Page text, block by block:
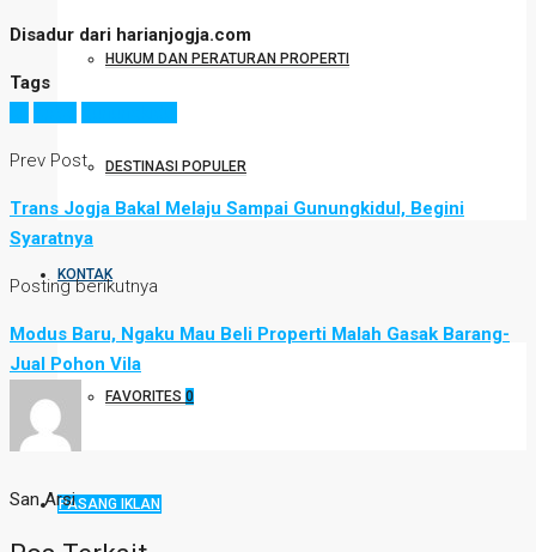
HUKUM DAN PERATURAN PROPERTI
DESTINASI POPULER
KONTAK
FAVORITES 0
PASANG IKLAN
Disadur dari harianjogja.com
Tags
Prev Post
Trans Jogja Bakal Melaju Sampai Gunungkidul, Begini
Syaratnya
Posting berikutnya
Modus Baru, Ngaku Mau Beli Properti Malah Gasak Barang-
Jual Pohon Vila
San Arsi